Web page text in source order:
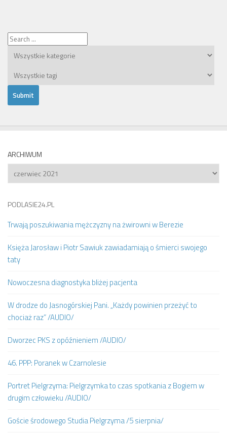
ARCHIWUM
Archiwum
PODLASIE24.PL
Trwają poszukiwania mężczyzny na żwirowni w Berezie
Księża Jarosław i Piotr Sawiuk zawiadamiają o śmierci swojego
taty
Nowoczesna diagnostyka bliżej pacjenta
W drodze do Jasnogórskiej Pani. „Każdy powinien przeżyć to
chociaż raz” /AUDIO/
Dworzec PKS z opóźnieniem /AUDIO/
46. PPP: Poranek w Czarnolesie
Portret Pielgrzyma: Pielgrzymka to czas spotkania z Bogiem w
drugim człowieku /AUDIO/
Goście środowego Studia Pielgrzyma /5 sierpnia/